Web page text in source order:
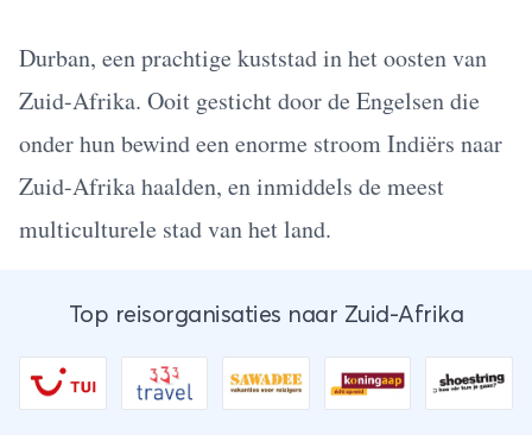
Durban, een prachtige kuststad in het oosten van
Zuid-Afrika. Ooit gesticht door de Engelsen die
onder hun bewind een enorme stroom Indiërs naar
Zuid-Afrika haalden, en inmiddels de meest
multiculturele stad van het land.
Top reisorganisaties naar Zuid-Afrika